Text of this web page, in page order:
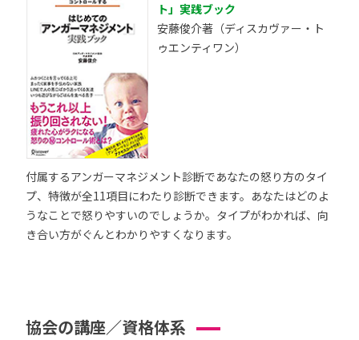
ト」実践ブック
安藤俊介著（ディスカヴァー・ト
ゥエンティワン）
付属するアンガーマネジメント診断であなたの怒り方のタイ
プ、特徴が全11項目にわたり診断できます。あなたはどのよ
うなことで怒りやすいのでしょうか。タイプがわかれば、向
き合い方がぐんとわかりやすくなります。
協会の講座／資格体系